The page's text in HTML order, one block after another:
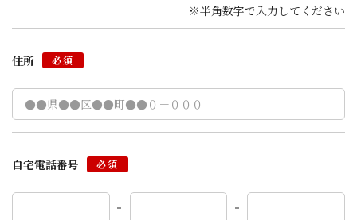
※半角数字で入力してください
住所 必須
自宅電話番号 必須